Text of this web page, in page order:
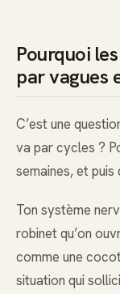
Pourquoi
par vagues
C’est une
va par cycles ?
semaines, et puis
Ton système
robinet qu’on
comme une
situation qui